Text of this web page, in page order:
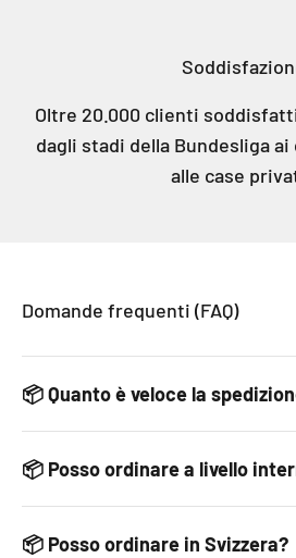
Oltre 20.000 clienti
dagli stadi della Bundesliga
alle case
Domande frequenti (FAQ)
📦 Quanto è veloce la
📦 Posso ordinare a livello
📦 Posso ordinare in Svizzera?